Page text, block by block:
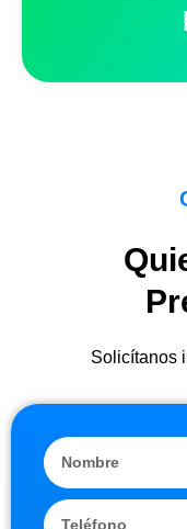
Solicítanos